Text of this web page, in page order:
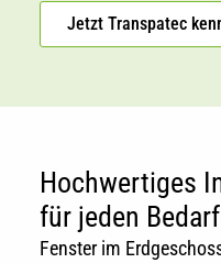
Jetzt Transpatec
Hochwertiges
für jeden Bedarf
Fenster im